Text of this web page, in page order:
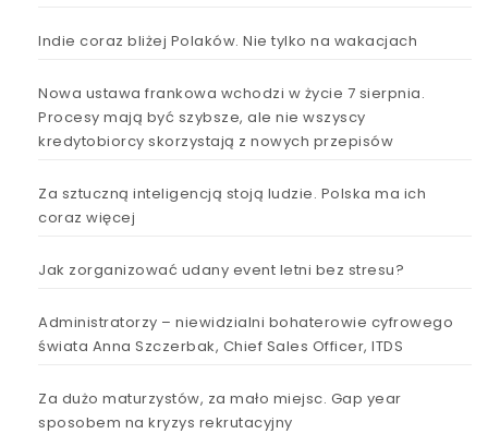
Indie coraz bliżej Polaków. Nie tylko na wakacjach
Nowa ustawa frankowa wchodzi w życie 7 sierpnia.
Procesy mają być szybsze, ale nie wszyscy
kredytobiorcy skorzystają z nowych przepisów
Za sztuczną inteligencją stoją ludzie. Polska ma ich
coraz więcej
Jak zorganizować udany event letni bez stresu?
Administratorzy – niewidzialni bohaterowie cyfrowego
świata Anna Szczerbak, Chief Sales Officer, ITDS
Za dużo maturzystów, za mało miejsc. Gap year
sposobem na kryzys rekrutacyjny